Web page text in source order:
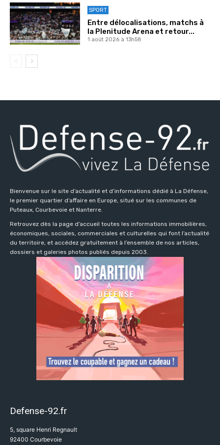
SPORT
Entre délocalisations, matchs à
la Plenitude Arena et retour...
1 août 2026 à 13h58
Bienvenue sur le site d’actualité et d’informations dédié à La Défense,
le premier quartier d’affaire en Europe, situé sur les communes de
Puteaux, Courbevoie et Nanterre.
Retrouvez dès la page d’accueil toutes les informations immobilières,
économiques, sociales, commerciales et culturelles qui font l’actualité
du territoire, et accédez gratuitement à l’ensemble de nos articles,
dossiers et galeries photos publiés depuis 2003.
Defense-92.fr
5, square Henri Regnault
92400 Courbevoie